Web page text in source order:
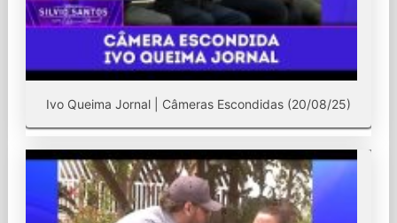
Ivo Queima Jornal | Câmeras Escondidas (20/08/25)